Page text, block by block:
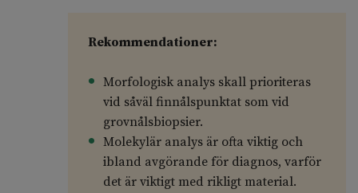
Rekommendationer:
Morfologisk analys skall prioriteras
vid såväl finnålspunktat som vid
grovnålsbiopsier.
Molekylär analys är ofta viktig och
ibland avgörande för diagnos, varför
det är viktigt med rikligt material.